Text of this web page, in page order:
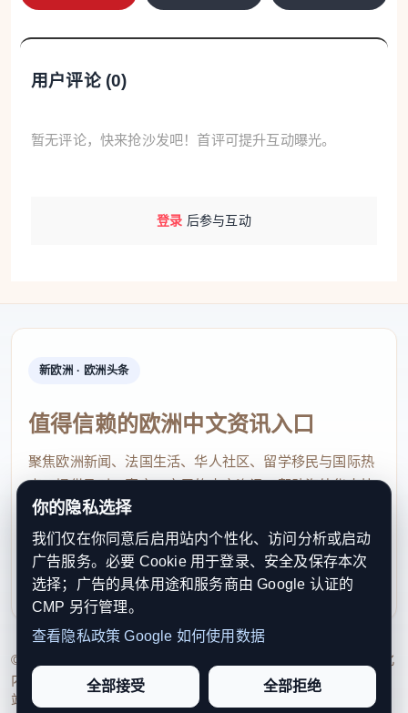
用户评论 (0)
暂无评论，快来抢沙发吧！首评可提升互动曝光。
登录 后参与互动
新欧洲 · 欧洲头条
值得信赖的欧洲中文资讯入口
聚焦欧洲新闻、法国生活、华人社区、留学移民与国际热
点，提供及时、真实、实用的中文资讯，帮助海外华人快
速了解欧洲动态。
contact@xinouzhou.com
服务支持、版权与合作：工作日优先处理站务、投稿与权
利通知
© 2026 新欧洲·欧洲头条. All Rights Reserved. 本网站持续优化
内容透明度、联系方式与用户权利说明，以提升品牌信任感和
站点完整度。
你的隐私选择
我们仅在你同意后启用站内个性化、访问分析或启动
广告服务。必要 Cookie 用于登录、安全及保存本次
选择；广告的具体用途和服务商由 Google 认证的
CMP 另行管理。
查看隐私政策 Google 如何使用数据
全部接受 全部拒绝